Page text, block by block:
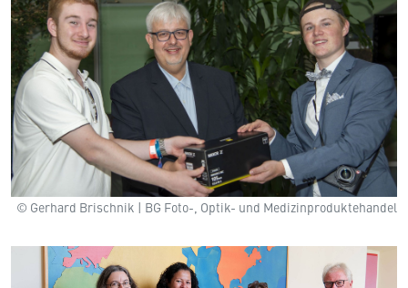
© Gerhard Brischnik | BG Foto-, Optik- und Medizinproduktehandel